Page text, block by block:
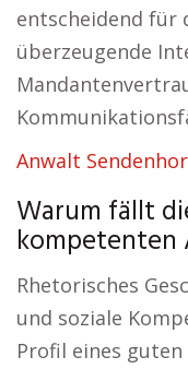
entscheidend für
überzeugende
Anwalt
Warum fällt
kompetenten
Rhetorisches
und soziale
Profil eines